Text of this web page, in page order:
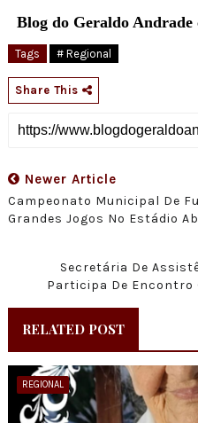
Blog do Geraldo
Tags # Regional
Share This
Newer Article
Campeonato Municipal De
Grandes Jogos No Estádio
Secretária De
Participa De Encontro
RELATED POST
REGIONAL